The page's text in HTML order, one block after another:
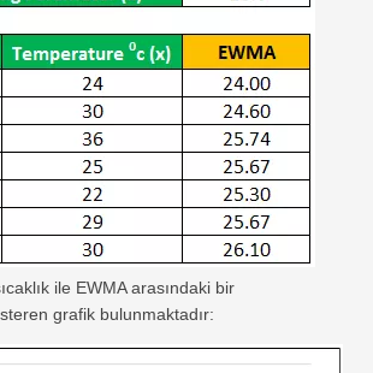
ile EWMA arasındaki bir
grafik bulunmaktadır: